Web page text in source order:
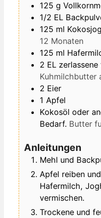
125 g
1/2 EL
125 ml
12 Monaten
125 ml
2 EL
Kuhmilchbutter
2 Eier
1 Apfel
Kokosöl oder
Bedarf. Butter
Anleitungen
Mehl und
Apfel reiben
Hafermilch,
vermischen.
Trockene und